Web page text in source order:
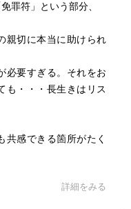
罪符」という部分、
親切に本当に助けられ
必要すぎる。それをお
も・・・長生きはリス
共感できる箇所がたく
詳細をみる